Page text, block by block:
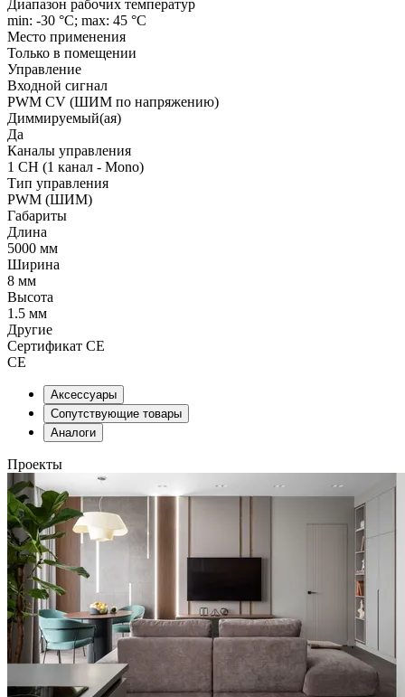
Диапазон рабочих температур
min: -30 °C; max: 45 °C
Место применения
Только в помещении
Управление
Входной сигнал
PWM СV (ШИМ по напряжению)
Диммируемый(ая)
Да
Каналы управления
1 CH (1 канал - Mono)
Тип управления
PWM (ШИМ)
Габариты
Длина
5000 мм
Ширина
8 мм
Высота
1.5 мм
Другие
Сертификат CE
CE
Аксессуары
Сопутствующие товары
Аналоги
Проекты